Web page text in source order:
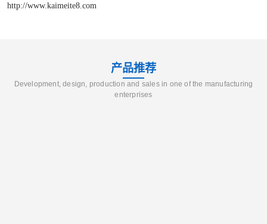
http://www.kaimeite8.com
产品推荐
Development, design, production and sales in one of the manufacturing
enterprises